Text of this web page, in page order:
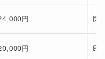
円 民
円 民